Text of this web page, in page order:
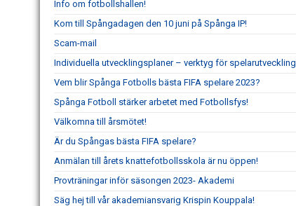
Info om fotbollshallen!
Kom till Spångadagen den 10 juni på Spånga IP!
Scam-mail
Individuella utvecklingsplaner – verktyg för spelarutveckling
Vem blir Spånga Fotbolls bästa FIFA spelare 2023?
Spånga Fotboll stärker arbetet med Fotbollsfys!
Välkomna till årsmötet!
Är du Spångas bästa FIFA spelare?
Anmälan till årets knattefotbollsskola är nu öppen!
Provträningar inför säsongen 2023- Akademi
Säg hej till vår akademiansvarig Krispin Kouppala!